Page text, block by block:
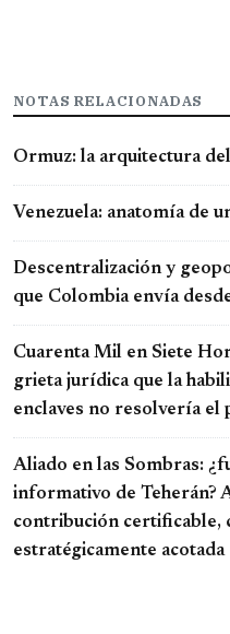
NOTAS RELACIONADAS
Ormuz: la arquitectura
Venezuela: anatomía de
Descentralización y
que Colombia envía
Cuarenta Mil en Siete
grieta jurídica que la
enclaves no resolvería el
Aliado en las Sombras:
informativo de Teherán?
contribución certificable,
estratégicamente acotada